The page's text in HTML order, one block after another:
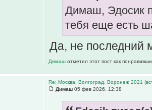
Димаш, Эдосик
тебя еще есть
Да, не последний
Димаш отметил этот пост как
Re: Москва, Волгоград, Воронеж 2021
Димаш 05 фев 2026, 12:38